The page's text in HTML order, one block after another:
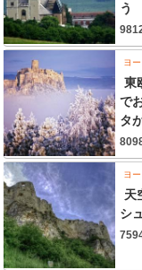
う
ヨ
東
で
タ
ヨ
天
シ